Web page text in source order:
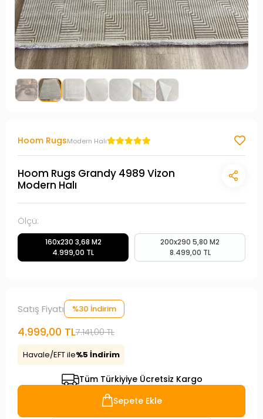
Hoom RugsModern Halı
Hoom Rugs Grandy 4989 Vizon
Modern Halı
Ölçü:
160x230 3,68 M2
4.999,00 TL
200x290 5,80 M2
8.499,00 TL
Satış Fiyatı %30 İndirim
4.999,00 TL7.141,00 TL
Havale/EFT ile%5 İndirim
Tüm Türkiyiye Ücretsiz Kargo
Sepete Ekle